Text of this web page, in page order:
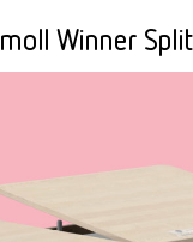
moll Winner Split